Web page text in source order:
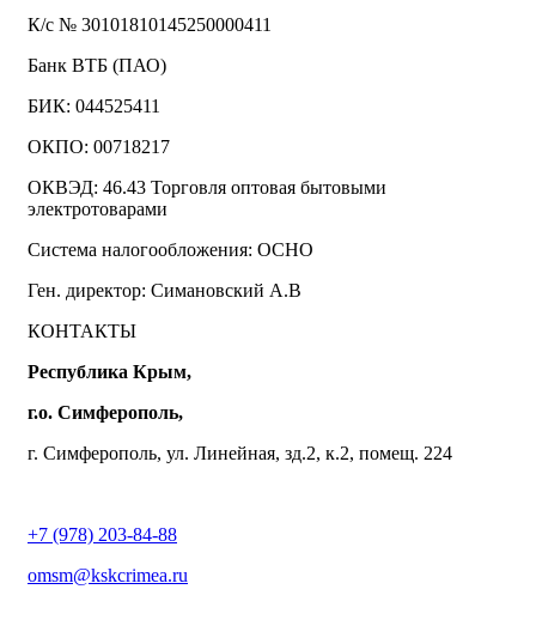
К/с № 30101810145250000411
Банк ВТБ (ПАО)
БИК: 044525411
ОКПО: 00718217
ОКВЭД: 46.43 Торговля оптовая бытовыми
электротоварами
Система налогообложения: ОСНО
Ген. директор: Симановский А.В
КОНТАКТЫ
Республика Крым,
г.о. Симферополь,
г. Симферополь, ул. Линейная, зд.2, к.2, помещ. 224
+7 (978) 203-84-88
omsm@kskcrimea.ru